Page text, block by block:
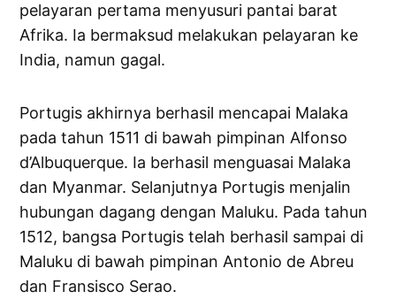
pelayaran pertama menyusuri pantai barat
Afrika. Ia bermaksud melakukan pelayaran ke
India, namun gagal.
Portugis akhirnya berhasil mencapai Malaka
pada tahun 1511 di bawah pimpinan Alfonso
d’Albuquerque. Ia berhasil menguasai Malaka
dan Myanmar. Selanjutnya Portugis menjalin
hubungan dagang dengan Maluku. Pada tahun
1512, bangsa Portugis telah berhasil sampai di
Maluku di bawah pimpinan Antonio de Abreu
dan Fransisco Serao.